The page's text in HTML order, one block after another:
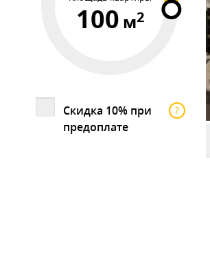
100 м2
Скидка 10% при
предоплате
?